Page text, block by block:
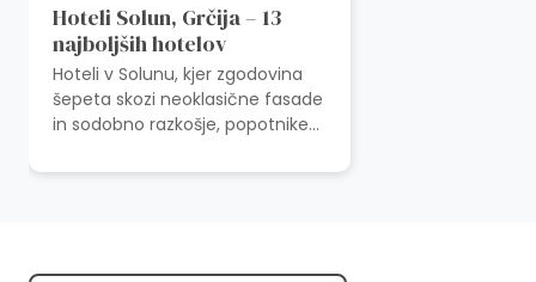
Hoteli Solun, Grčija – 13
najboljših hotelov
Hoteli v Solunu, kjer zgodovina
šepeta skozi neoklasične fasade
in sodobno razkošje, popotnike
elegance. Hoteli v Solunu pod ž...